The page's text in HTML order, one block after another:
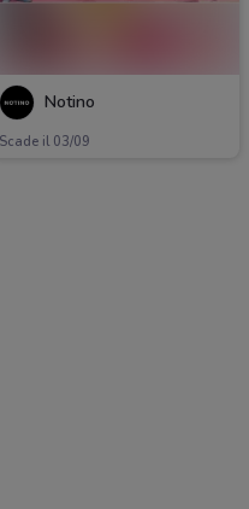
Notino
Scade il 03/09